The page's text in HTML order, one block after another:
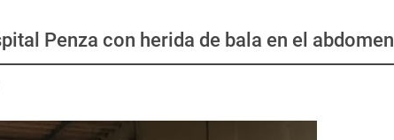
Penza con herida de bala en el abdomen